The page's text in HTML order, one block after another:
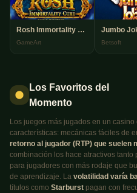
Rosh Immortality Cube Megaways
GameArt
Jumbo
Betsoft
Los Favoritos del
Momento
Los juegos más jugados en un
características: mecánicas fáciles de
retorno al jugador (RTP) que suelen
combinación los hace atractivos
para jugadores con más rodaje que
de aprendizaje. La volatilidad varía
títulos como Starburst pagan con